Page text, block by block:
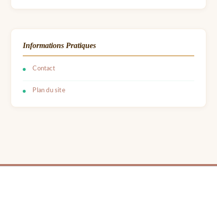
Informations Pratiques
Contact
Plan du site